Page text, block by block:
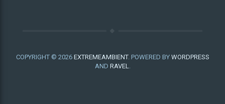
COPYRIGHT © 2026 EXTREMEAMBIENT. POWERED BY WORDPRESS
AND RAVEL.